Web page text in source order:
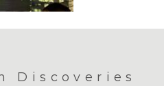
Discoveries